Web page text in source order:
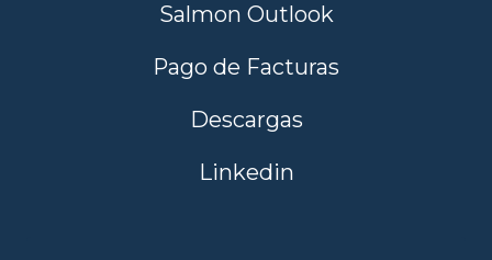
Salmon Outlook
Pago de Facturas
Descargas
Linkedin